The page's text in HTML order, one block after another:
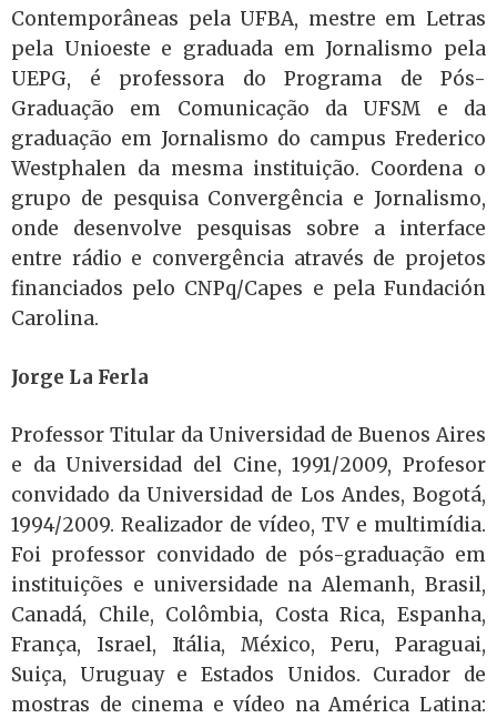
Contemporâneas pela UFBA, mestre em Letras
pela Unioeste e graduada em Jornalismo pela
UEPG, é professora do Programa de Pós-
Graduação em Comunicação da UFSM e da
graduação em Jornalismo do campus Frederico
Westphalen da mesma instituição. Coordena o
grupo de pesquisa Convergência e Jornalismo,
onde desenvolve pesquisas sobre a interface
entre rádio e convergência através de projetos
financiados pelo CNPq/Capes e pela Fundación
Carolina.
Jorge La Ferla
Professor Titular da Universidad de Buenos Aires
e da Universidad del Cine, 1991/2009, Profesor
convidado da Universidad de Los Andes, Bogotá,
1994/2009. Realizador de vídeo, TV e multimídia.
Foi professor convidado de pós-graduação em
instituições e universidade na Alemanh, Brasil,
Canadá, Chile, Colômbia, Costa Rica, Espanha,
França, Israel, Itália, México, Peru, Paraguai,
Suiça, Uruguay e Estados Unidos. Curador de
mostras de cinema e vídeo na América Latina: